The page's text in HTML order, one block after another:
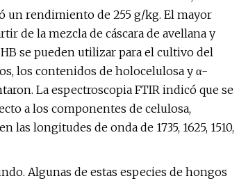
un rendimiento de 255 g/kg. El mayor
de la mezcla de cáscara de avellana y
se pueden utilizar para el cultivo del
los contenidos de holocelulosa y α-
La espectroscopia FTIR indicó que se
a los componentes de celulosa,
longitudes de onda de 1735, 1625, 1510,
Algunas de estas especies de hongos